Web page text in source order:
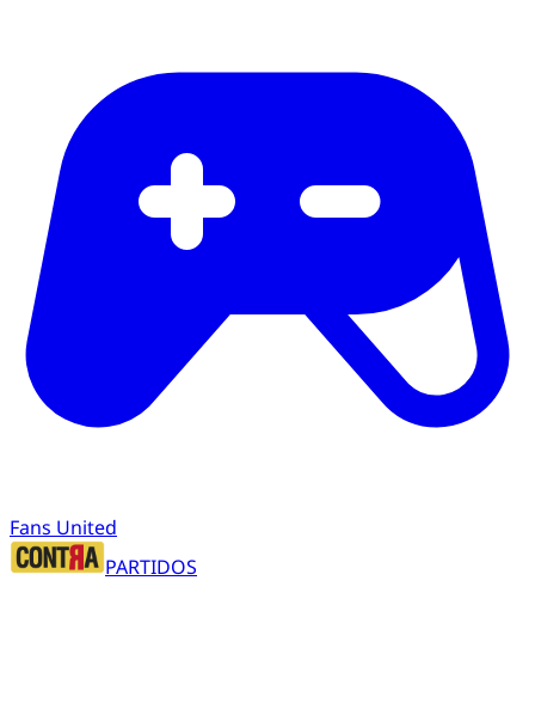
Fans United
PARTIDOS